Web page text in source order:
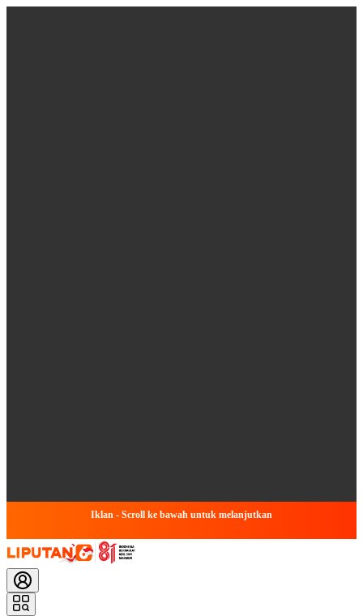
Iklan - Scroll ke bawah untuk melanjutkan